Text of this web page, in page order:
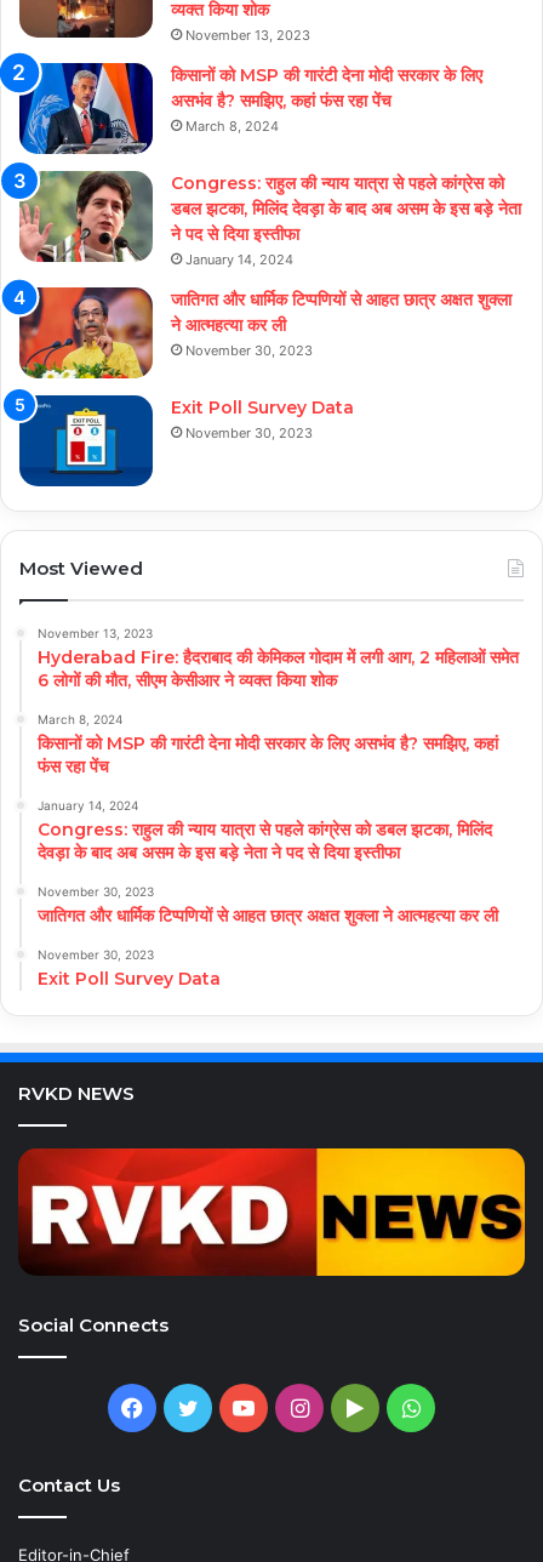
व्यक्त किया शोक
November 13, 2023
किसानों को MSP की गारंटी देना मोदी सरकार के लिए
असभंव है? समझिए, कहां फंस रहा पेंच
March 8, 2024
Congress: राहुल की न्याय यात्रा से पहले कांग्रेस को
डबल झटका, मिलिंद देवड़ा के बाद अब असम के इस बड़े नेता
ने पद से दिया इस्तीफा
January 14, 2024
जातिगत और धार्मिक टिप्पणियों से आहत छात्र अक्षत शुक्ला
ने आत्महत्या कर ली
November 30, 2023
Exit Poll Survey Data
November 30, 2023
Most Viewed
November 13, 2023
Hyderabad Fire: हैदराबाद की केमिकल गोदाम में लगी आग, 2 महिलाओं समेत
6 लोगों की मौत, सीएम केसीआर ने व्यक्त किया शोक
March 8, 2024
किसानों को MSP की गारंटी देना मोदी सरकार के लिए असभंव है? समझिए, कहां
फंस रहा पेंच
January 14, 2024
Congress: राहुल की न्याय यात्रा से पहले कांग्रेस को डबल झटका, मिलिंद
देवड़ा के बाद अब असम के इस बड़े नेता ने पद से दिया इस्तीफा
November 30, 2023
जातिगत और धार्मिक टिप्पणियों से आहत छात्र अक्षत शुक्ला ने आत्महत्या कर ली
November 30, 2023
Exit Poll Survey Data
RVKD NEWS
Social Connects
Facebook
TwitterYouTubeInstagram
GoogleWhatsApp
Contact Us
Editor-in-Chief